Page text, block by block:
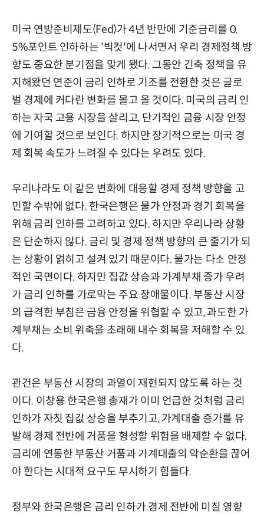
미국 연방준비제도(Fed)가 4년 반만에 기준금리를 0.
5%포인트 인하하는 '빅컷'에 나서면서 우리 경제정책 방
향도 중요한 분기점을 맞게 됐다. 그동안 긴축 정책을 유
지해왔던 연준이 금리 인하로 기조를 전환한 것은 글로
벌 경제에 커다란 변화를 몰고 올 것이다. 미국의 금리 인
하는 자국 고용 시장을 살리고, 단기적인 금융 시장 안정
에 기여할 것으로 보인다. 하지만 장기적으로는 미국 경
제 회복 속도가 느려질 수 있다는 우려도 있다.
우리나라도 이 같은 변화에 대응할 경제 정책 방향을 고
민할 수밖에 없다. 한국은행은 물가 안정과 경기 회복을
위해 금리 인하를 고려하고 있다. 하지만 우리나라 상황
은 단순하지 않다. 금리 및 경제 정책 방향의 큰 줄기가 되
는 상황이 얽히고 설켜 있기 때문이다. 물가는 다소 안정
적인 국면이다. 하지만 집값 상승과 가계부채 증가 우려
가 금리 인하를 가로막는 주요 장애물이다. 부동산 시장
의 급격한 부침은 금융 안정을 위협할 수 있고, 과도한 가
계부채는 소비 위축을 초래해 내수 회복을 저해할 수 있
다.
관건은 부동산 시장의 과열이 재현되지 않도록 하는 것
이다. 이창용 한국은행 총재가 이미 언급한 것처럼 금리
인하가 자칫 집값 상승을 부추기고, 가계대출 증가를 유
발해 경제 전반에 거품을 형성할 위험을 배제할 수 없다.
금리에 연동한 부동산 거품과 가계대출의 악순환을 끊어
야 한다는 시대적 요구도 무시하기 힘들다.
정부와 한국은행은 금리 인하가 경제 전반에 미칠 영향